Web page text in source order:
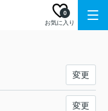
お気に入り
0
変更
変更